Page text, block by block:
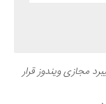
مجازی ویندوز قرار